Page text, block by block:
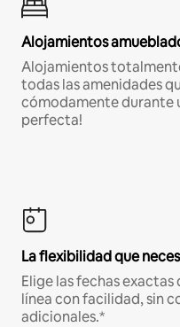
Alojamientos
Alojamientos
todas las amenidades
cómodamente durante
perfecta!
La flexibilidad que
Elige las fechas exactas
línea con facilidad, sin
adicionales.*